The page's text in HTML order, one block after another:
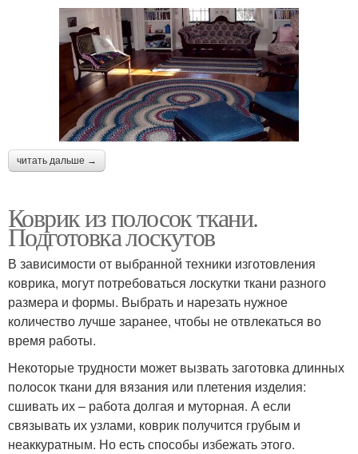
читать дальше →
Коврик из полосок ткани.
Подготовка лоскутов
В зависимости от выбранной техники изготовления
коврика, могут потребоваться лоскутки ткани разного
размера и формы. Выбрать и нарезать нужное
количество лучше заранее, чтобы не отвлекаться во
время работы.
Некоторые трудности может вызвать заготовка длинных
полосок ткани для вязания или плетения изделия:
сшивать их – работа долгая и муторная. А если
связывать их узлами, коврик получится грубым и
неаккуратным. Но есть способы избежать этого.